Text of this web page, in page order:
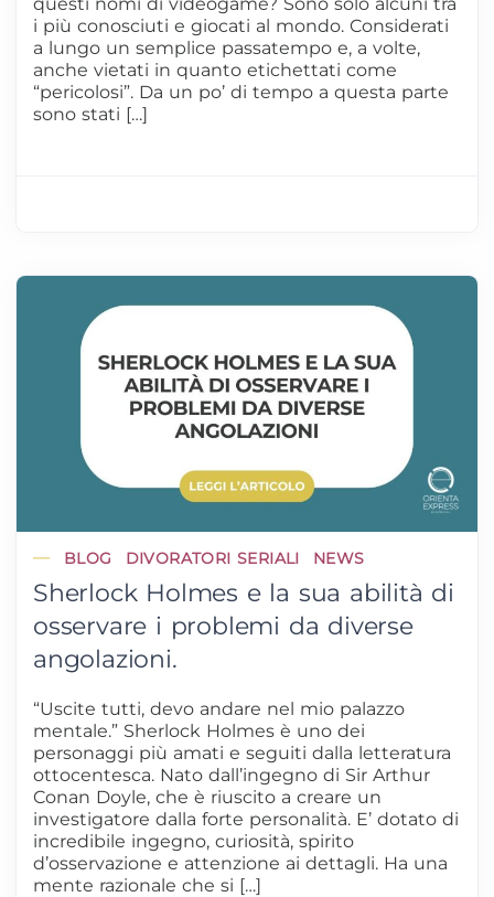
i più conosciuti e giocati al mondo. Considerati
a lungo un semplice passatempo e, a volte,
anche vietati in quanto etichettati come
“pericolosi”. Da un po’ di tempo a questa parte
sono stati […]
BLOG DIVORATORI SERIALI NEWS
Sherlock Holmes e la sua abilità di
osservare i problemi da diverse
angolazioni.
“Uscite tutti, devo andare nel mio palazzo
mentale.” Sherlock Holmes è uno dei
personaggi più amati e seguiti dalla letteratura
ottocentesca. Nato dall’ingegno di Sir Arthur
Conan Doyle, che è riuscito a creare un
investigatore dalla forte personalità. E’ dotato di
incredibile ingegno, curiosità, spirito
d’osservazione e attenzione ai dettagli. Ha una
mente razionale che si […]